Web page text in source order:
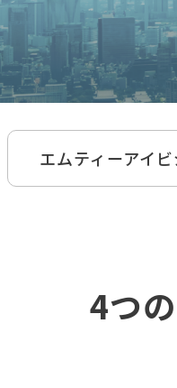
エムティーアイ
4つ